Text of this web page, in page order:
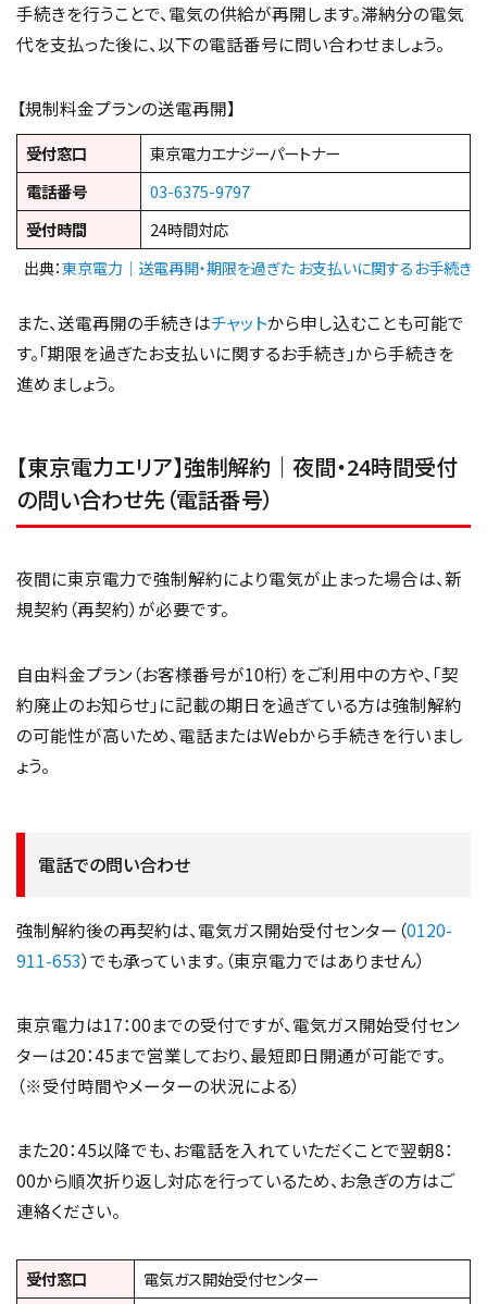
手続きを行うことで、電気の供給が再開します。滞納分の電気
代を支払った後に、以下の電話番号に問い合わせましょう。
【規制料金プランの送電再開】
受付窓口
東京電力エナジーパートナー
電話番号
03-6375-9797
受付時間
24時間対応
出典：東京電力｜送電再開・期限を過ぎた お支払いに関するお手続き
また、送電再開の手続きはチャットから申し込むことも可能で
す。「期限を過ぎたお支払いに関するお手続き」から手続きを
進めましょう。
【東京電力エリア】強制解約｜夜間・24時間受付
の問い合わせ先（電話番号）
夜間に東京電力で強制解約により電気が止まった場合は、新
規契約（再契約）が必要です。
自由料金プラン（お客様番号が10桁）をご利用中の方や、「契
約廃止のお知らせ」に記載の期日を過ぎている方は強制解約
の可能性が高いため、電話またはWebから手続きを行いまし
ょう。
電話での問い合わせ
強制解約後の再契約は、電気ガス開始受付センター（0120-
911-653）でも承っています。（東京電力ではありません）
東京電力は17：00までの受付ですが、電気ガス開始受付セン
ターは20：45まで営業しており、最短即日開通が可能です。
（※受付時間やメーターの状況による）
また20：45以降でも、お電話を入れていただくことで翌朝8：
00から順次折り返し対応を行っているため、お急ぎの方はご
連絡ください。
受付窓口
電気ガス開始受付センター